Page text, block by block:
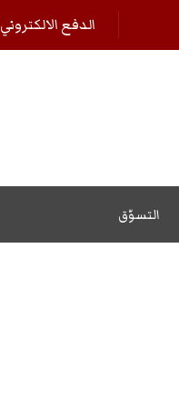
الدفع الالكتروني
التسوّق